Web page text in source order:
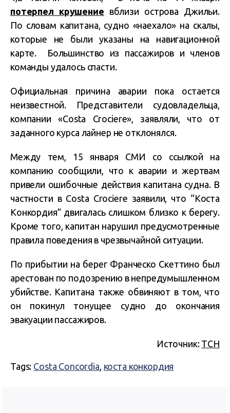
потерпел крушение вблизи острова Джильи.
По словам капитана, судно «наехало» на скалы,
которые не были указаны на навигационной
карте. Большинство из пассажиров и членов
команды удалось спасти.
Официальная причина аварии пока остается
неизвестной. Представители судовладельца,
компании «Costa Crociere», заявляли, что от
заданного курса лайнер не отклонялся.
Между тем, 15 января СМИ со ссылкой на
компанию сообщили, что к аварии и жертвам
привели ошибочные действия капитана судна. В
частности в Costa Crociere заявили, что “Коста
Конкордия” двигалась слишком близко к берегу.
Кроме того, капитан нарушил предусмотренные
правила поведения в чрезвычайной ситуации.
По прибытии на берег Франческо Скеттино был
арестован по подозрению в непредумышленном
убийстве. Капитана также обвиняют в том, что
он покинул тонущее судно до окончания
эвакуации пассажиров.
Источник: ТСН
Tags: Costa Concordia, коста конкордия